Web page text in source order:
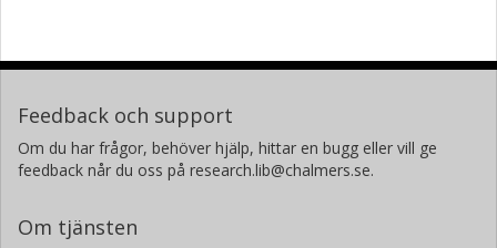
Feedback och support
Om du har frågor, behöver hjälp, hittar en bugg eller vill ge
feedback når du oss på research.lib@chalmers.se.
Om tjänsten